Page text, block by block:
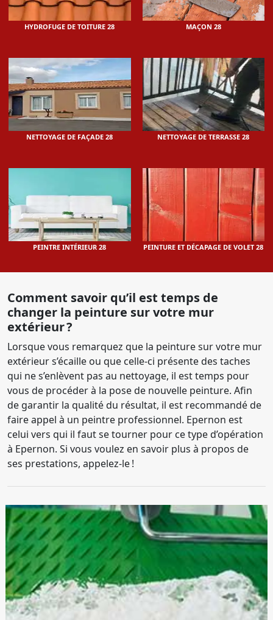
HYDROFUGE DE TOITURE 28 MAÇON 28
NETTOYAGE DE FAÇADE 28 NETTOYAGE DE TERRASSE 28
PEINTRE INTÉRIEUR 28 PEINTURE ET DÉCAPAGE DE VOLET 28
Comment savoir qu’il est temps de
changer la peinture sur votre mur
extérieur ?
Lorsque vous remarquez que la peinture sur votre mur
extérieur s’écaille ou que celle-ci présente des taches
qui ne s’enlèvent pas au nettoyage, il est temps pour
vous de procéder à la pose de nouvelle peinture. Afin
de garantir la qualité du résultat, il est recommandé de
faire appel à un peintre professionnel. Epernon est
celui vers qui il faut se tourner pour ce type d’opération
à Epernon. Si vous voulez en savoir plus à propos de
ses prestations, appelez-le !